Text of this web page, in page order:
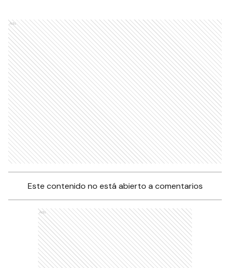
Ads
Este contenido no está abierto a comentarios
Ads